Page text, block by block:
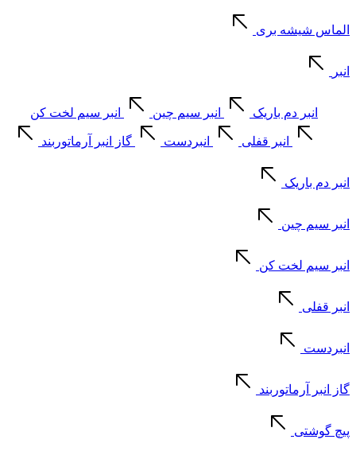
الماس شیشه بری
انبر
انبر دم باریک انبر سیم چین انبر سیم لخت کن
انبر قفلی انبردست گاز انبر آرماتوربند
انبر دم باریک
انبر سیم چین
انبر سیم لخت کن
انبر قفلی
انبردست
گاز انبر آرماتوربند
پیچ گوشتی